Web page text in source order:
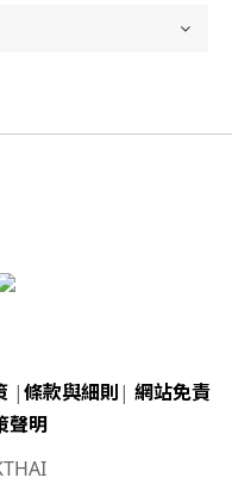
|條款與細則| 網站免責
聲明